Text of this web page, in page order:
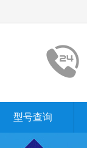
型号查询